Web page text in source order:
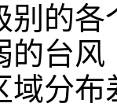
别的
的台
域分